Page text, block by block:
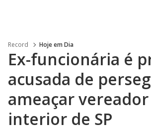
Record Hoje em Dia
Ex-funcionária é
acusada de
ameaçar
interior de SP